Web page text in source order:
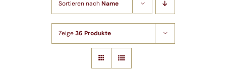
Sortieren nachName
Zeige36 Produkte